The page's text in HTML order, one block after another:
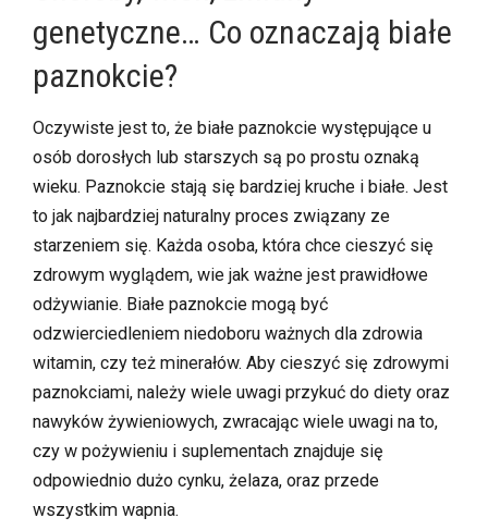
genetyczne… Co oznaczają białe
paznokcie?
Oczywiste jest to, że białe paznokcie występujące u
osób dorosłych lub starszych są po prostu oznaką
wieku. Paznokcie stają się bardziej kruche i białe. Jest
to jak najbardziej naturalny proces związany ze
starzeniem się. Każda osoba, która chce cieszyć się
zdrowym wyglądem, wie jak ważne jest prawidłowe
odżywianie. Białe paznokcie mogą być
odzwierciedleniem niedoboru ważnych dla zdrowia
witamin, czy też minerałów. Aby cieszyć się zdrowymi
paznokciami, należy wiele uwagi przykuć do diety oraz
nawyków żywieniowych, zwracając wiele uwagi na to,
czy w pożywieniu i suplementach znajduje się
odpowiednio dużo cynku, żelaza, oraz przede
wszystkim wapnia.